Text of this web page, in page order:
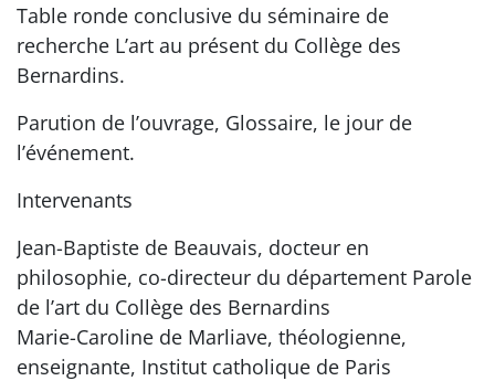
Table ronde conclusive du séminaire de
recherche L’art au présent du Collège des
Bernardins.
Parution de l’ouvrage, Glossaire, le jour de
l’événement.
Intervenants
Jean-Baptiste de Beauvais, docteur en
philosophie, co-directeur du département Parole
de l’art du Collège des Bernardins
Marie-Caroline de Marliave, théologienne,
enseignante, Institut catholique de Paris